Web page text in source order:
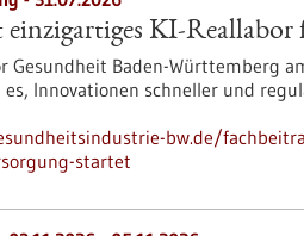
einzigartiges KI-
Gesundheit Baden-Württemberg
Innovationen schneller und
bw.de/
startet